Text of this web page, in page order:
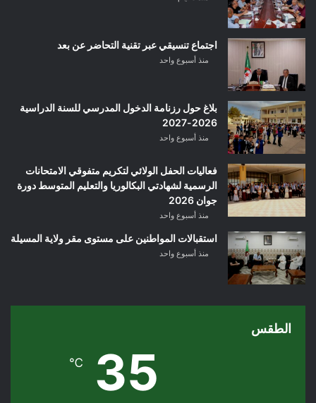
اجتماع تنسيقي عبر تقنية التحاضر عن بعد
منذ أسبوع واحد
بلاغ حول رزنامة الدخول المدرسي للسنة الدراسية
2026-2027
منذ أسبوع واحد
فعاليات الحفل الولائي لتكريم متفوقي الامتحانات
الرسمية لشهادتي البكالوريا والتعليم المتوسط دورة
جوان 2026
منذ أسبوع واحد
استقبالات المواطنين على مستوى مقر ولاية المسيلة
منذ أسبوع واحد
الطقس
35
℃